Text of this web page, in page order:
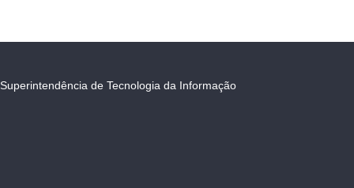
Superintendência de Tecnologia da Informação